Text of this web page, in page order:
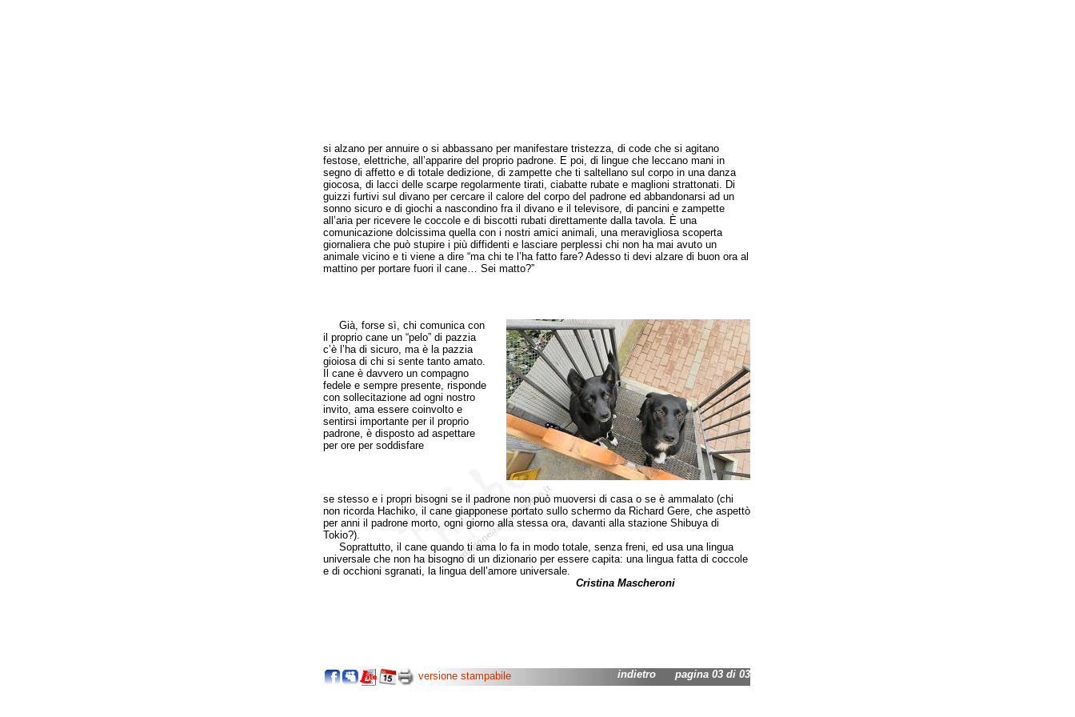
si alzano per annuire o si abbassano per manifestare tristezza, di code che si agitano
festose, elettriche, all’apparire del proprio padrone. E poi, di lingue che leccano mani in
segno di affetto e di totale dedizione, di zampette che ti saltellano sul corpo in una danza
giocosa, di lacci delle scarpe regolarmente tirati, ciabatte rubate e maglioni strattonati. Di
guizzi furtivi sul divano per cercare il calore del corpo del padrone ed abbandonarsi ad un
sonno sicuro e di giochi a nascondino fra il divano e il televisore, di pancini e zampette
all’aria per ricevere le coccole e di biscotti rubati direttamente dalla tavola. È una
comunicazione dolcissima quella con i nostri amici animali, una meravigliosa scoperta
giornaliera che può stupire i più diffidenti e lasciare perplessi chi non ha mai avuto un
animale vicino e ti viene a dire “ma chi te l’ha fatto fare? Adesso ti devi alzare di buon ora al
mattino per portare fuori il cane… Sei matto?”
Già, forse sì, chi comunica con
il proprio cane un “pelo” di pazzia
c’è l’ha di sicuro, ma è la pazzia
gioiosa di chi si sente tanto amato.
Il cane è davvero un compagno
fedele e sempre presente, risponde
con sollecitazione ad ogni nostro
invito, ama essere coinvolto e
sentirsi importante per il proprio
padrone, è disposto ad aspettare
per ore per soddisfare
se stesso e i propri bisogni se il padrone non può muoversi di casa o se è ammalato (chi
non ricorda Hachiko, il cane giapponese portato sullo schermo da Richard Gere, che aspettò
per anni il padrone morto, ogni giorno alla stessa ora, davanti alla stazione Shibuya di
Tokio?).
Soprattutto, il cane quando ti ama lo fa in modo totale, senza freni, ed usa una lingua
universale che non ha bisogno di un dizionario per essere capita: una lingua fatta di coccole
e di occhioni sgranati, la lingua dell’amore universale.
Cristina Mascheroni
versione stampabile indietropagina 03 di 03